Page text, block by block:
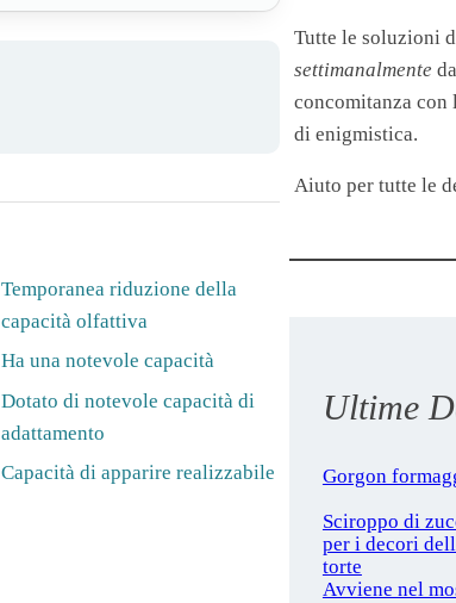
Temporanea riduzione della
capacità olfattiva
Ha una notevole capacità
Dotato di notevole capacità di
adattamento
Capacità di apparire realizzabile
Tutte le soluzioni
settimanalmente
concomitanza
di enigmistica.
Aiuto per tutte le
Ultime
Gorgon
Sciroppo di
per i decori
torte
Avviene nel